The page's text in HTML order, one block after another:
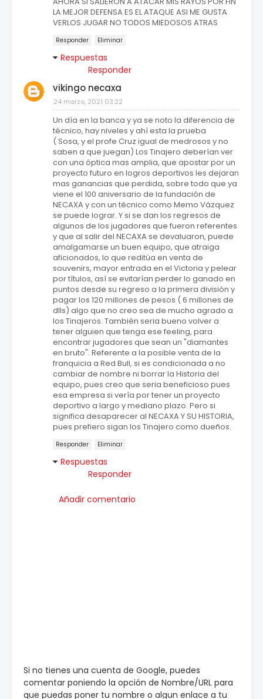
LA MEJOR DEFENSA ES EL ATAQUE ASI ME GUSTA
VERLOS JUGAR NO TODOS MIEDOSOS ATRAS
Responder Eliminar
Respuestas
Responder
vikingo necaxa
24 marzo, 2021 03:22
Un día en la banca y ya se noto la diferencia de
técnico, hay niveles y ahí esta la prueba
( Sosa, y el profe Cruz igual de medrosos y no
saben a que juegan) Los Tinajero deberían ver
con una óptica mas amplia, que apostar por un
proyecto futuro en logros deportivos les dejaran
mas ganancias que perdida, sobre todo que ya
viene el 100 aniversario de la fundación de
NECAXA y con un técnico como Memo Vázquez
se puede lograr. Y si se dan los regresos de
algunos de los jugadores que fueron referentes
y que al salir del NECAXA se devaluaron, puede
amalgamarse un buen equipo, que atraiga
aficionados, lo que reditúa en venta de
souvenirs, mayor entrada en el Victoria y pelear
por títulos, así se evitarían perder lo ganado en
puntos desde su regreso a la primera división y
pagar los 120 millones de pesos ( 6 millones de
dlls) algo que no creo sea de mucho agrado a
los Tinajeros. También seria bueno volver a
tener alguien que tenga ese feeling, para
encontrar jugadores que sean un "diamantes
en bruto". Referente a la posible venta de la
franquicia a Red Bull, si es condicionada a no
cambiar de nombre ni borrar la Historia del
equipo, pues creo que seria beneficioso pues
esa empresa si vería por tener un proyecto
deportivo a largo y mediano plazo. Pero si
significa desaparecer al NECAXA Y SU HISTORIA,
pues prefiero sigan los Tinajero como dueños.
Responder Eliminar
Respuestas
Responder
Añadir comentario
Si no tienes una cuenta de Google, puedes
comentar poniendo la opción de Nombre/URL para
que puedas poner tu nombre o algun enlace a tu